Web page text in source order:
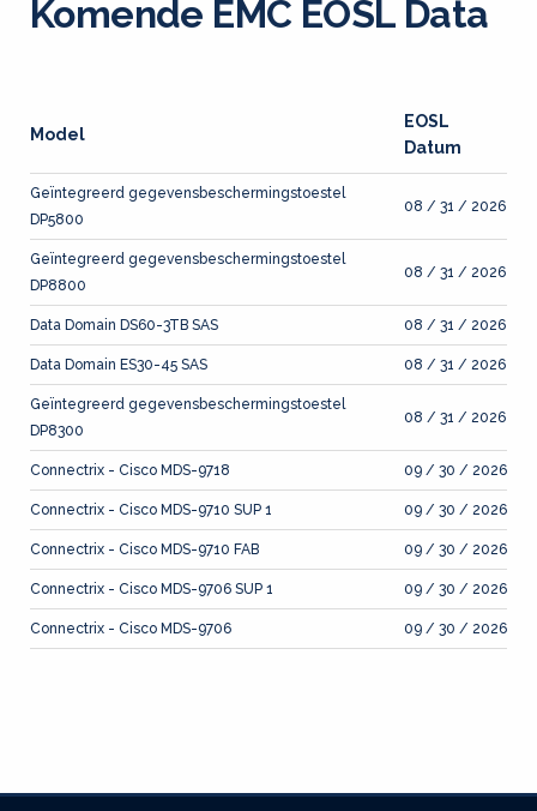
Komende EMC EOSL Data
Model
EOSL
Datum
Geïntegreerd gegevensbeschermingstoestel
DP5800
08 / 31 / 2026
Geïntegreerd gegevensbeschermingstoestel
DP8800
08 / 31 / 2026
Data Domain DS60-3TB SAS 08 / 31 / 2026
Data Domain ES30-45 SAS 08 / 31 / 2026
Geïntegreerd gegevensbeschermingstoestel
DP8300
08 / 31 / 2026
Connectrix - Cisco MDS-9718 09 / 30 / 2026
Connectrix - Cisco MDS-9710 SUP 1 09 / 30 / 2026
Connectrix - Cisco MDS-9710 FAB 09 / 30 / 2026
Connectrix - Cisco MDS-9706 SUP 1 09 / 30 / 2026
Connectrix - Cisco MDS-9706 09 / 30 / 2026